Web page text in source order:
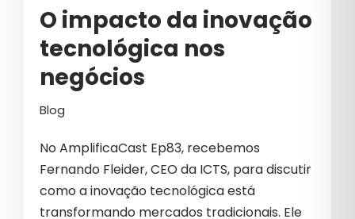
COMUNICAÇÃO CORPORATIVA
COMUNICAÇÃO EMPRESARIAL
COMUNICAÇÃO INTERNA
CRESCIMENTO
CRESCIMENTO PARA EMPRESAS
CRIAÇÃO DE CONTEÚDO
O impacto da inovação
tecnológica nos
negócios
Blog
No AmplificaCast Ep83, recebemos
Fernando Fleider, CEO da ICTS, para discutir
como a inovação tecnológica está
transformando mercados tradicionais. Ele